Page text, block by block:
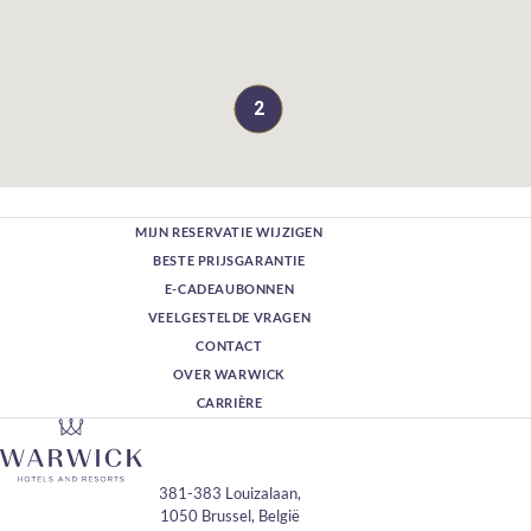
2
MIJN RESERVATIE WIJZIGEN
BESTE PRIJSGARANTIE
E-CADEAUBONNEN
VEELGESTELDE VRAGEN
CONTACT
OVER WARWICK
CARRIÈRE
381-383 Louizalaan,
1050 Brussel, België